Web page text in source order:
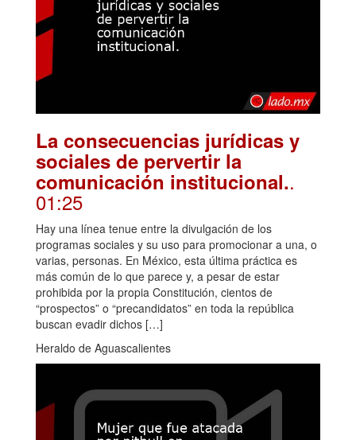
La consecuencias jurídicas y
sociales de pervertir la
comunicación institucional..
01:25
Hay una línea tenue entre la divulgación de los
programas sociales y su uso para promocionar a una, o
varias, personas. En México, esta última práctica es
más común de lo que parece y, a pesar de estar
prohibida por la propia Constitución, cientos de
“prospectos” o “precandidatos” en toda la república
buscan evadir dichos […]
Heraldo de Aguascalientes